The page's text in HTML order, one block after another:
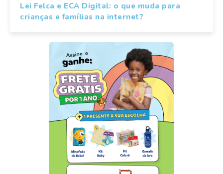
Lei Felca e ECA Digital: o que muda para
crianças e famílias na internet?